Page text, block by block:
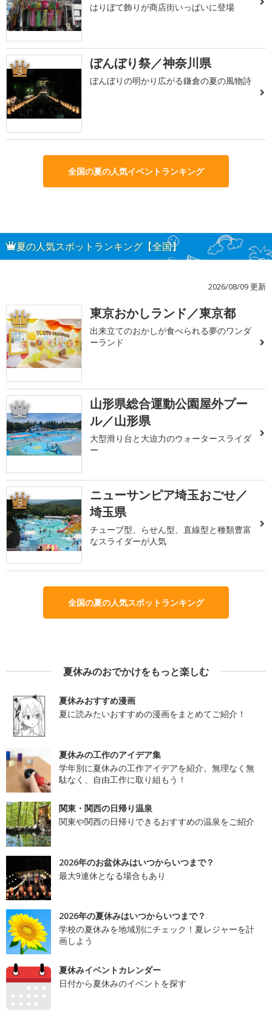
はりぼて飾りが商店街いっぱいに登場
3 ぼんぼり祭／神奈川県
ぼんぼりの明かり広がる鎌倉の夏の風物詩
全国の夏の人気イベントランキング
夏の人気スポットランキング【全国】
2026/08/09 更新
1 東京おかしランド／東京都
出来立てのおかしが食べられる夢のワンダ
ーランド
2
山形県総合運動公園屋外プー
ル／山形県
大型滑り台と大迫力のウォータースライダ
ー
3
ニューサンピア埼玉おごせ／
埼玉県
チューブ型、らせん型、直線型と種類豊富
なスライダーが人気
全国の夏の人気スポットランキング
夏休みのおでかけをもっと楽しむ
夏休みおすすめ漫画
夏に読みたいおすすめの漫画をまとめてご紹介！
夏休みの工作のアイデア集
学年別に夏休みの工作アイデアを紹介。無理なく無
駄なく、自由工作に取り組もう！
関東・関西の日帰り温泉
関東や関西の日帰りできるおすすめの温泉をご紹介
2026年のお盆休みはいつからいつまで？
最大9連休となる場合もあり
2026年の夏休みはいつからいつまで？
学校の夏休みを地域別にチェック！夏レジャーを計
画しよう
夏休みイベントカレンダー
日付から夏休みのイベントを探す